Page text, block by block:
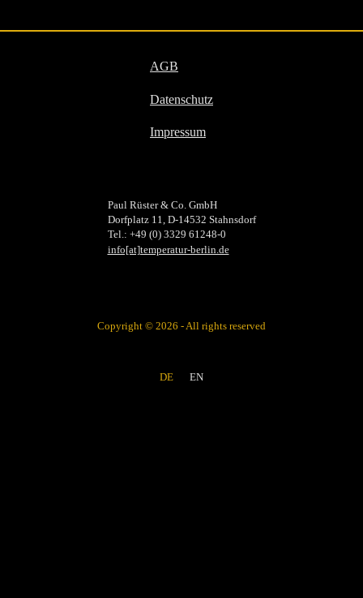
AGB
Datenschutz
Impressum
Paul Rüster & Co. GmbH
Dorfplatz 11, D-14532 Stahnsdorf
Tel.: +49 (0) 3329 61248-0
info[at]temperatur-berlin.de
Copyright © 2026 - All rights reserved
DE EN